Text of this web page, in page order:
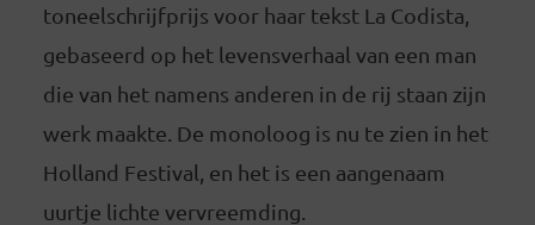
toneelschrijfprijs voor haar tekst La Codista,
gebaseerd op het levensverhaal van een man
die van het namens anderen in de rij staan zijn
werk maakte. De monoloog is nu te zien in het
Holland Festival, en het is een aangenaam
uurtje lichte vervreemding.